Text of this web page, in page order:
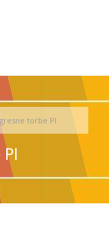
torbe PI